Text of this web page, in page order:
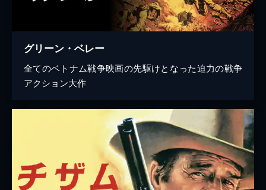
グリーン・ベレー
全てのベトナム戦争映画の先駆けとなった迫力の戦争
アクション大作